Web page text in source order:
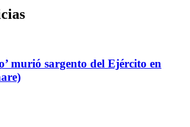
murió sargento del Ejército en